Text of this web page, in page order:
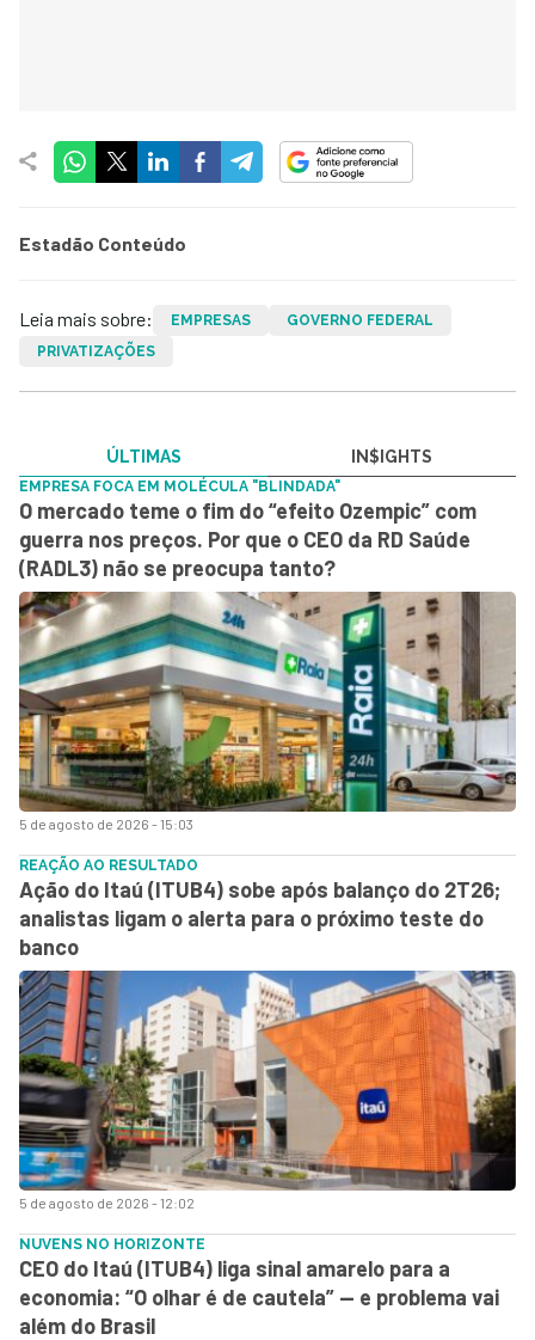
Estadão Conteúdo
Leia mais sobre: EMPRESAS
GOVERNO FEDERAL
PRIVATIZAÇÕES
ÚLTIMAS IN$IGHTS
5 de agosto de 2026 - 15:03
EMPRESA FOCA EM MOLÉCULA "BLINDADA"
O mercado teme o fim do “efeito Ozempic” com
guerra nos preços. Por que o CEO da RD Saúde
(RADL3) não se preocupa tanto?
5 de agosto de 2026 - 12:02
REAÇÃO AO RESULTADO
Ação do Itaú (ITUB4) sobe após balanço do 2T26;
analistas ligam o alerta para o próximo teste do
banco
NUVENS NO HORIZONTE
CEO do Itaú (ITUB4) liga sinal amarelo para a
economia: “O olhar é de cautela” — e problema vai
além do Brasil